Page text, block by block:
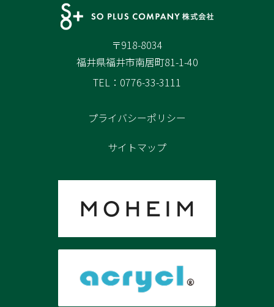
〒918-8034
福井県福井市南居町81-1-40
TEL：0776-33-3111
プライバシーポリシー
サイトマップ